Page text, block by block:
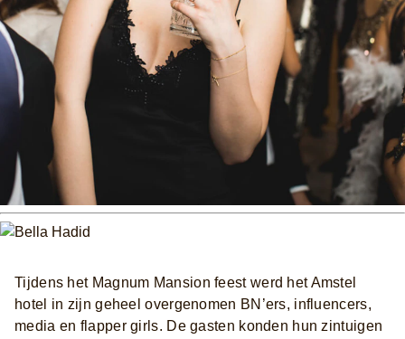
Tijdens het Magnum Mansion feest werd het Amstel
hotel in zijn geheel overgenomen BN’ers, influencers,
media en flapper girls. De gasten konden hun zintuigen